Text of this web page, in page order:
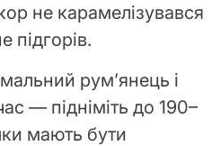
не карамелізувався
підгорів.
рум’янець і
— підніміть до 190–
мають бути